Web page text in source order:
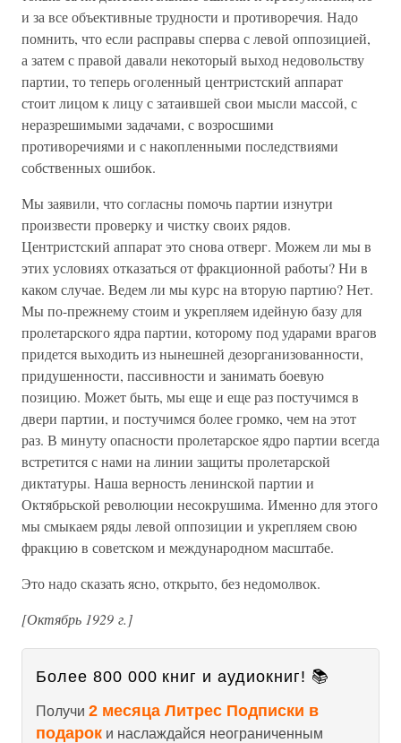
и за все объективные трудности и противоречия. Надо
помнить, что если расправы сперва с левой оппозицией,
а затем с правой давали некоторый выход недовольству
партии, то теперь оголенный центристский аппарат
стоит лицом к лицу с затаившей свои мысли массой, с
неразрешимыми задачами, с возросшими
противоречиями и с накопленными последствиями
собственных ошибок.
Мы заявили, что согласны помочь партии изнутри
произвести проверку и чистку своих рядов.
Центристский аппарат это снова отверг. Можем ли мы в
этих условиях отказаться от фракционной работы? Ни в
каком случае. Ведем ли мы курс на вторую партию? Нет.
Мы по-прежнему стоим и укрепляем идейную базу для
пролетарского ядра партии, которому под ударами врагов
придется выходить из нынешней дезорганизованности,
придушенности, пассивности и занимать боевую
позицию. Может быть, мы еще и еще раз постучимся в
двери партии, и постучимся более громко, чем на этот
раз. В минуту опасности пролетарское ядро партии всегда
встретится с нами на линии защиты пролетарской
диктатуры. Наша верность ленинской партии и
Октябрьской революции несокрушима. Именно для этого
мы смыкаем ряды левой оппозиции и укрепляем свою
фракцию в советском и международном масштабе.
Это надо сказать ясно, открыто, без недомолвок.
[Октябрь 1929 г.]
Более 800 000 книг и аудиокниг! 📚
Получи 2 месяца Литрес Подписки в
подарок и наслаждайся неограниченным